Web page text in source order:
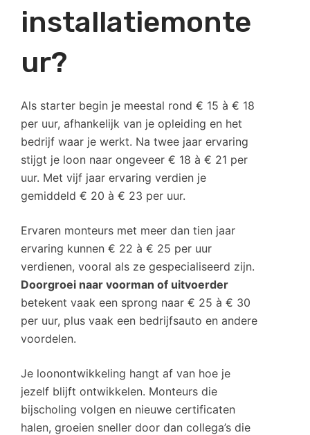
installatiemonte
ur?
Als starter begin je meestal rond € 15 à € 18
per uur, afhankelijk van je opleiding en het
bedrijf waar je werkt. Na twee jaar ervaring
stijgt je loon naar ongeveer € 18 à € 21 per
uur. Met vijf jaar ervaring verdien je
gemiddeld € 20 à € 23 per uur.
Ervaren monteurs met meer dan tien jaar
ervaring kunnen € 22 à € 25 per uur
verdienen, vooral als ze gespecialiseerd zijn.
Doorgroei naar voorman of uitvoerder
betekent vaak een sprong naar € 25 à € 30
per uur, plus vaak een bedrijfsauto en andere
voordelen.
Je loonontwikkeling hangt af van hoe je
jezelf blijft ontwikkelen. Monteurs die
bijscholing volgen en nieuwe certificaten
halen, groeien sneller door dan collega’s die